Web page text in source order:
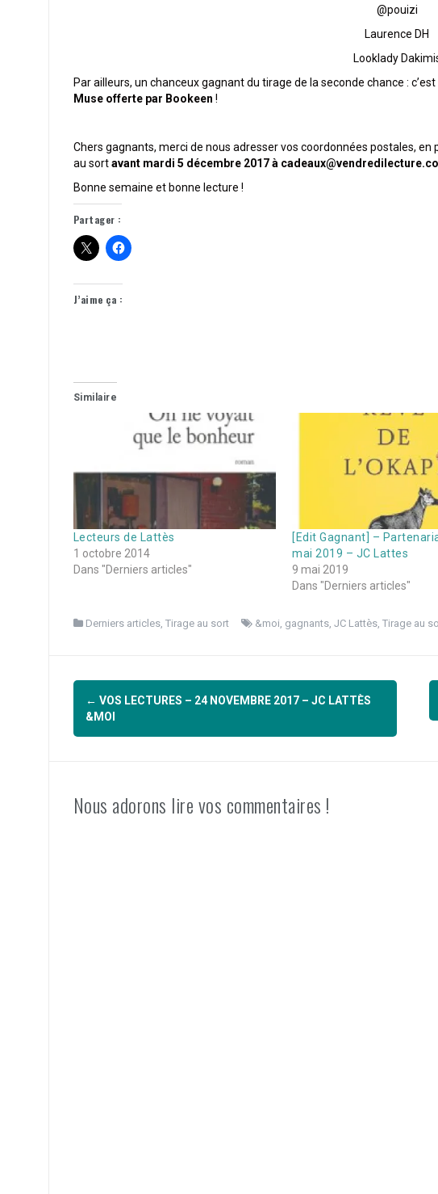
@pouizi
Laurence DH
Looklady
Par ailleurs, un chanceux gagnant du tirage de la seconde chance : c’est
Muse offerte par Bookeen !
Chers gagnants, merci de nous adresser vos coordonnées postales,
au sortavant mardi 5 décembre 2017 à
Bonne semaine et bonne lecture !
Partager :
J’aime ça :
Similaire
Lecteurs de Lattès
1 octobre 2014
Dans "Derniers articles"
[Edit Gagnant] –
mai 2019 – JC Lattes
9 mai 2019
Dans "Derniers articles"
Derniers articles, Tirage au sort &moi, gagnants, JC Lattès, Tirage au
Navigation
d'article
← VOS LECTURES – 24 NOVEMBRE 2017 – JC LATTÈS
&MOI
Nous adorons lire vos commentaires !